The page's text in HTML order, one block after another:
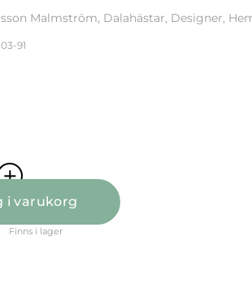
Malmström, Dalahästar, Designer,
91
Mini jacquard svart kasse mängd
i varukorg
Finns i lager